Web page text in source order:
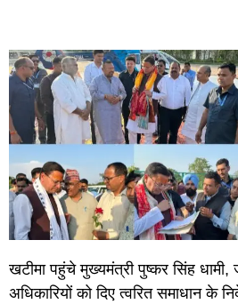
खटीमा पहुंचे मुख्यमंत्री पुष्कर सिंह
अधिकारियों को दिए त्वरित समाधान के